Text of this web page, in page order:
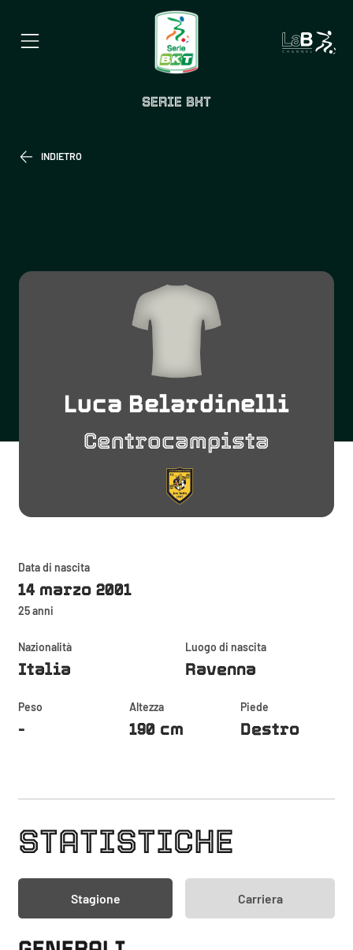
SERIE BKT
INDIETRO
Luca Belardinelli
Centrocampista
Data di nascita
14 marzo 2001
25 anni
Nazionalità
Italia
Luogo di nascita
Ravenna
Peso
-
Altezza
190 cm
Piede
Destro
STATISTICHE
Stagione Carriera